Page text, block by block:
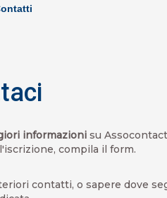
informazioni su
compila il form.
contatti, o sapere dove